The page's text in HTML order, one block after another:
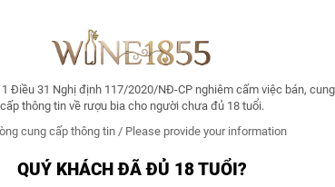
Điều 31 Nghị định 117/2020/NĐ-CP nghiêm cấm việc bán, cung
cấp thông tin về rượu bia cho người chưa đủ 18 tuổi.
cung cấp thông tin / Please provide your information
QUÝ KHÁCH ĐÃ ĐỦ 18 TUỔI?
liệu từ nhiều vườn nho từ những vùng khác nhau
làm vang chân chính. Mùa hè trải dài đã giúp nho đạt
được lên men trong bể để mang lại độ tươi sáng
gồm bưởi, đào, chanh, dưa vàng và những nốt hương
thảo mộc ấm áp. Một dòng vang trắng cân bằng, độ